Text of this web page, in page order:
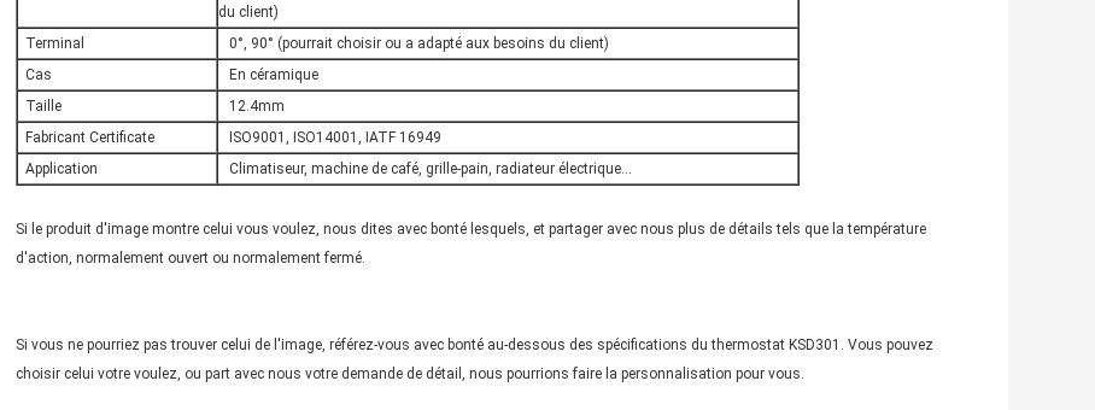
du client)
Terminal
0°, 90° (pourrait choisir ou a adapté aux besoins du client)
Cas
En céramique
Taille
12.4mm
Fabricant Certificate
ISO9001, ISO14001, IATF 16949
Application
Climatiseur, machine de café, grille-pain, radiateur électrique…
Si le produit d'image montre celui vous voulez, nous dites avec bonté lesquels, et partager avec nous plus de détails tels que la température
d'action, normalement ouvert ou normalement fermé.
Si vous ne pourriez pas trouver celui de l'image, référez-vous avec bonté au-dessous des spécifications du thermostat KSD301. Vous pouvez
choisir celui votre voulez, ou part avec nous votre demande de détail, nous pourrions faire la personnalisation pour vous.